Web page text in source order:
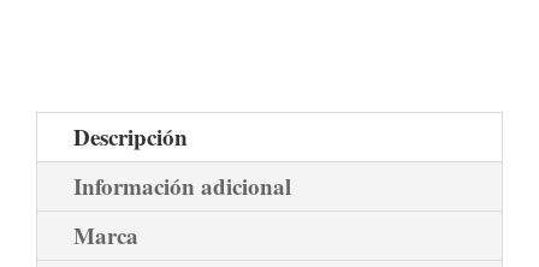
Descripción
Información adicional
Marca